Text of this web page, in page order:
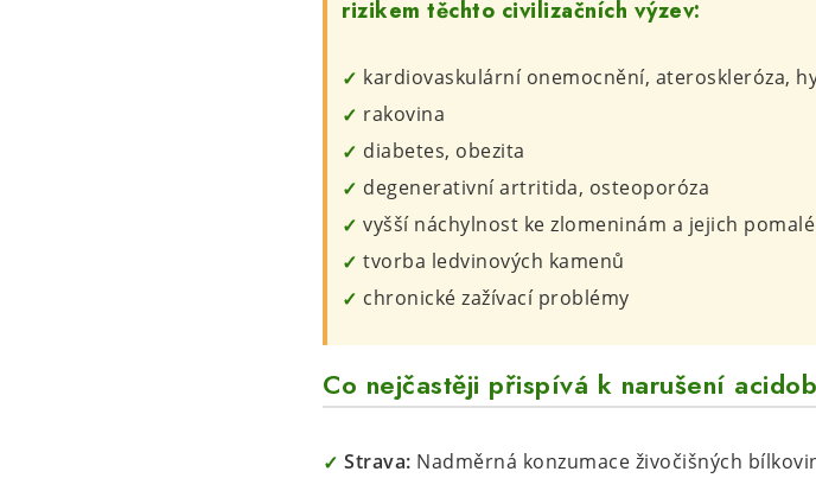
rizikem těchto civilizačních výzev:
kardiovaskulární onemocnění, ateroskleróza,
rakovina
diabetes, obezita
degenerativní artritida, osteoporóza
vyšší náchylnost ke zlomeninám a jejich
tvorba ledvinových kamenů
chronické zažívací problémy
Co nejčastěji přispívá k narušení
Strava: Nadměrná konzumace živočišných